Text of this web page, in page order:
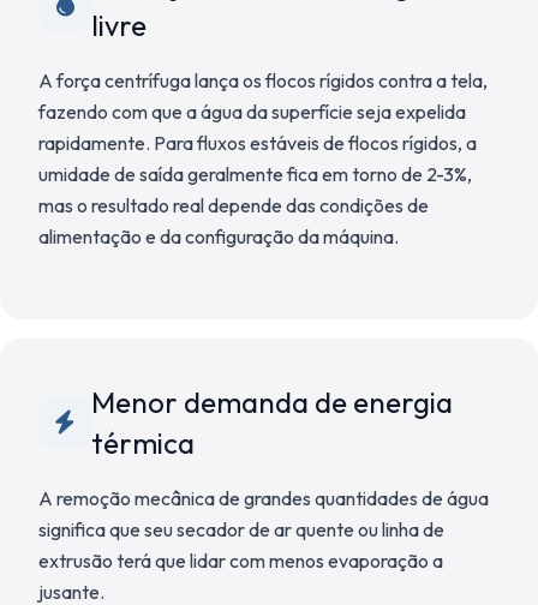
livre
A força centrífuga lança os flocos rígidos contra a tela,
fazendo com que a água da superfície seja expelida
rapidamente. Para fluxos estáveis de flocos rígidos, a
umidade de saída geralmente fica em torno de 2-3%,
mas o resultado real depende das condições de
alimentação e da configuração da máquina.
Menor demanda de energia
térmica
A remoção mecânica de grandes quantidades de água
significa que seu secador de ar quente ou linha de
extrusão terá que lidar com menos evaporação a
jusante.